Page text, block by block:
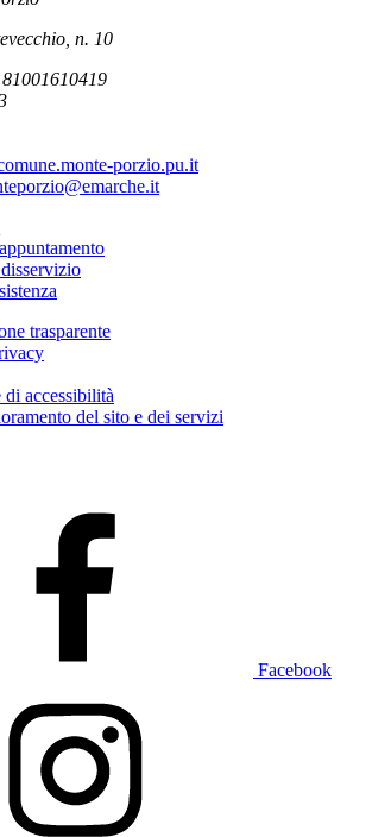
n. 10
porzio.pu.it
trasparente
accessibilità
del sito e dei servizi
Facebook